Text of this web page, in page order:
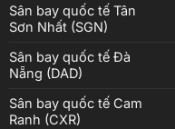
Sân bay quốc tế Tân
Sơn Nhất (SGN)
Sân bay quốc tế Đà
Nẵng (DAD)
Sân bay quốc tế Cam
Ranh (CXR)